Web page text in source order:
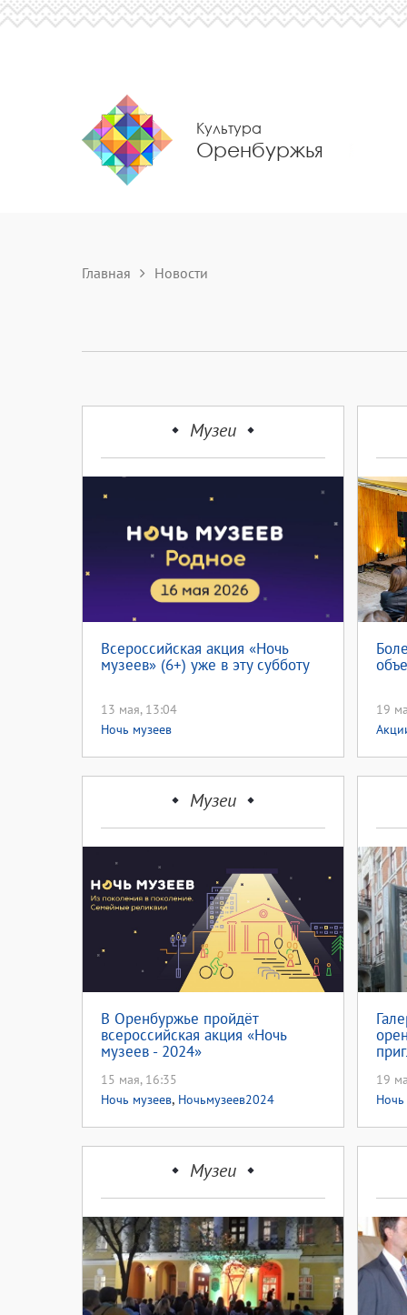
Культура
Оренбуржья
Главная Новости
Музеи
Всероссийская акция «Ночь
музеев» (6+) уже в эту субботу
13 мая, 13:04
Ночь музеев
19
Музеи
В Оренбуржье пройдёт
всероссийская акция «Ночь
музеев - 2024»
15 мая, 16:35
Ночь музеев, Ночьмузеев2024
19
Ночь
Музеи